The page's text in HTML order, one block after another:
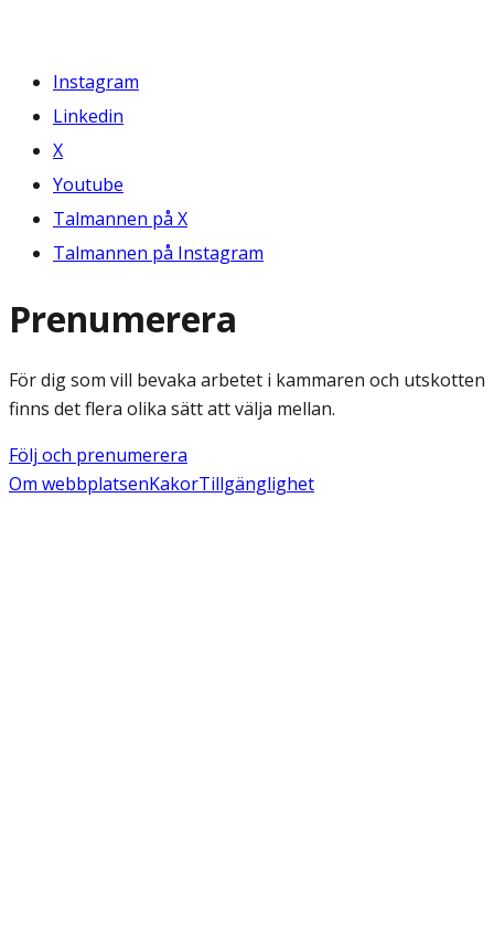
Instagram
Linkedin
X
Youtube
Talmannen på X
Talmannen på Instagram
Prenumerera
För dig som vill bevaka arbetet i kammaren och utskotten
finns det flera olika sätt att välja mellan.
Följ och prenumerera
Om webbplatsenKakorTillgänglighet